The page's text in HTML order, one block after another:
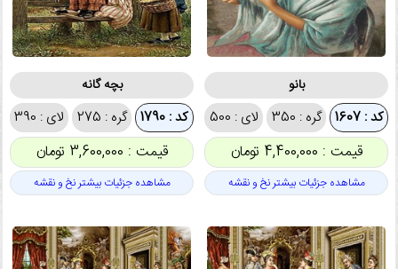
بانو
کد : 1607 گره : 350 لای : 500
قیمت : 4,400,000 تومان
مشاهده جزئیات بیشتر نخ و نقشه
بچه گانه
کد : 1790 گره : 275 لای : 390
قیمت : 3,600,000 تومان
مشاهده جزئیات بیشتر نخ و نقشه